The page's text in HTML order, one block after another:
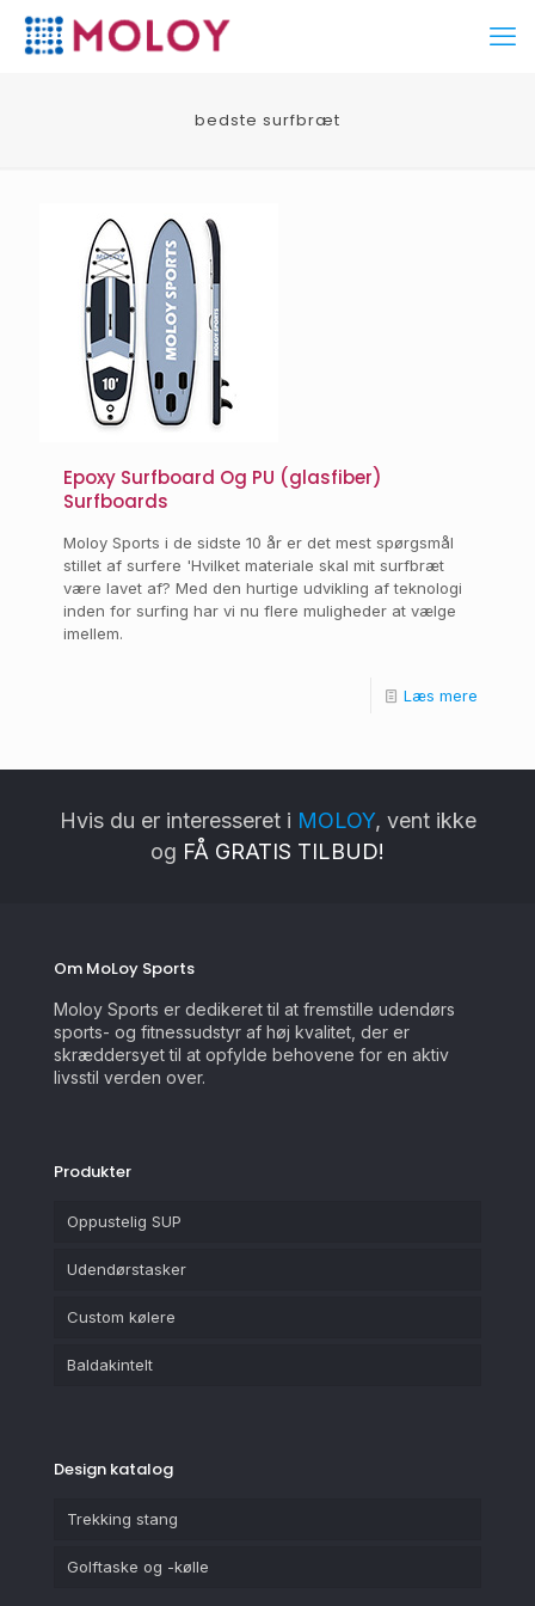
bedste surfbræt
Epoxy Surfboard Og PU (glasfiber)
Surfboards
Moloy Sports i de sidste 10 år er det mest spørgsmål
stillet af surfere 'Hvilket materiale skal mit surfbræt
være lavet af? Med den hurtige udvikling af teknologi
inden for surfing har vi nu flere muligheder at vælge
imellem.
Læs mere
Hvis du er interesseret i MOLOY, vent ikke
og FÅ GRATIS TILBUD!
Om MoLoy Sports
Moloy Sports er dedikeret til at fremstille udendørs
sports- og fitnessudstyr af høj kvalitet, der er
skræddersyet til at opfylde behovene for en aktiv
livsstil verden over.
Produkter
Oppustelig SUP
Udendørstasker
Custom kølere
Baldakintelt
Design katalog
Trekking stang
Golftaske og -kølle